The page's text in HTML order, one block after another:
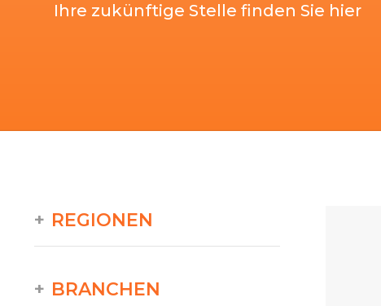
Ihre zukünftige Stelle finden Sie hier
REGIONEN
BRANCHEN